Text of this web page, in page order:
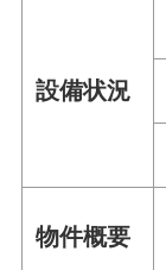
設備状況
物件概要